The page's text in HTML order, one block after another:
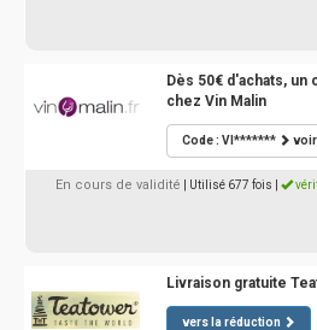
Dès 50€ d'achats,
chez Vin Malin
Code : VI******* voir
En cours de validité | Utilisé 677 fois
Livraison gratuite
vers la réduction